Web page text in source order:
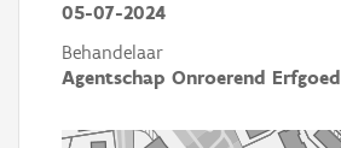
05-07-2024
Behandelaar
Agentschap Onroerend Erfgoed